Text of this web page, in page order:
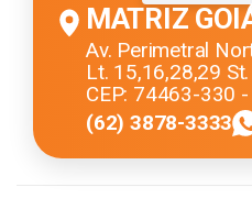
MATRIZ
Av. Perimetral
Lt. 15,16,28,29
CEP: 74463-330 -
(62) 3878-3333